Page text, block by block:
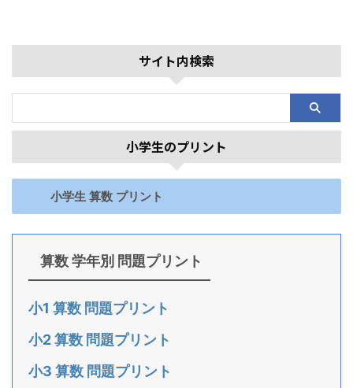
サイト内検索
小学生のプリント
小学生 算数 プリント
算数 学年別 問題プリント
小1 算数 問題プリント
小2 算数 問題プリント
小3 算数 問題プリント